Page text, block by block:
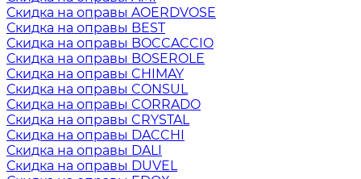
Скидка на оправы AOERDVOSE
Скидка на оправы BEST
Скидка на оправы BOCCACCIO
Скидка на оправы BOSEROLE
Скидка на оправы CHIMAY
Скидка на оправы CONSUL
Скидка на оправы CORRADO
Скидка на оправы CRYSTAL
Скидка на оправы DACCHI
Скидка на оправы DALI
Скидка на оправы DUVEL